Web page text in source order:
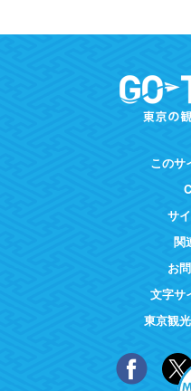
このサ
サ
関
お
文字サ
東京観